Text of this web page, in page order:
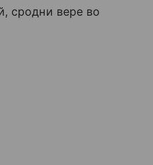
сродни вере во